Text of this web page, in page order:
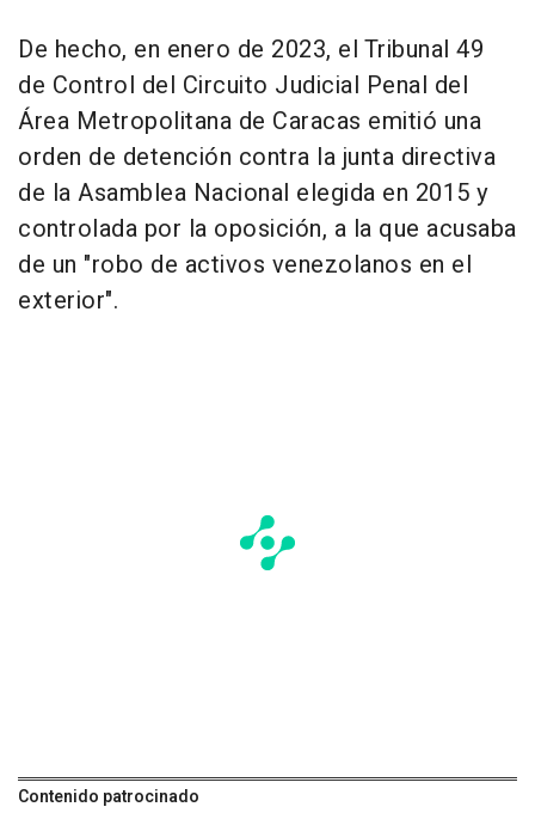
De hecho, en enero de 2023, el Tribunal 49
de Control del Circuito Judicial Penal del
Área Metropolitana de Caracas emitió una
orden de detención contra la junta directiva
de la Asamblea Nacional elegida en 2015 y
controlada por la oposición, a la que acusaba
de un "robo de activos venezolanos en el
exterior".
Contenido patrocinado